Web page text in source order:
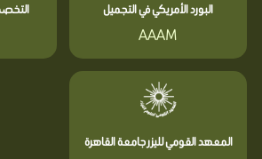
البورد الأمريكي في التجميل
AAAM
المعهد القومي لليزر جامعة القاهرة